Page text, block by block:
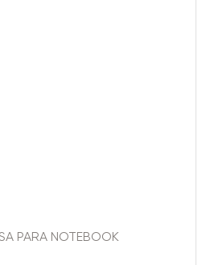
PARA NOTEBOOK